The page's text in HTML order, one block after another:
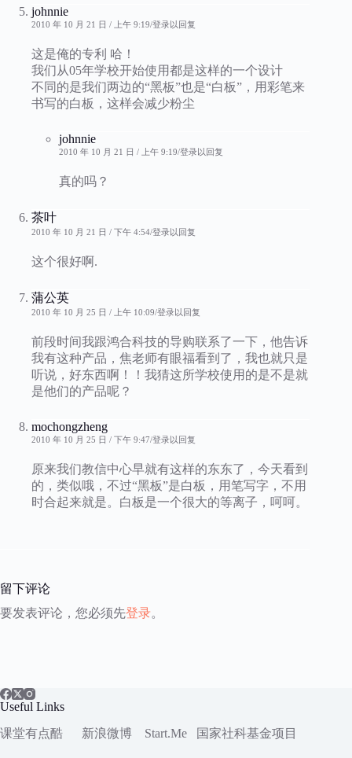
johnnie
2010 年 10 月 21 日 / 上午 9:19 登录以回复
这是俺的专利 哈！
我们从05年学校开始使用都是这样的一个设计
不同的是我们两边的“黑板”也是“白板”，用彩笔来
书写的白板，这样会减少粉尘
johnnie
2010 年 10 月 21 日 / 上午 9:19 登录以回复
真的吗？
茶叶
2010 年 10 月 21 日 / 下午 4:54 登录以回复
这个很好啊.
蒲公英
2010 年 10 月 25 日 / 上午 10:09 登录以回复
前段时间我跟鸿合科技的导购联系了一下，他告诉
我有这种产品，焦老师有眼福看到了，我也就只是
听说，好东西啊！！我猜这所学校使用的是不是就
是他们的产品呢？
mochongzheng
2010 年 10 月 25 日 / 下午 9:47 登录以回复
原来我们教信中心早就有这样的东东了，今天看到
的，类似哦，不过“黑板”是白板，用笔写字，不用
时合起来就是。白板是一个很大的等离子，呵呵。
留下评论
要发表评论，您必须先登录。
Useful Links
课堂有点酷
新浪微博 Start.Me 国家社科基金项目